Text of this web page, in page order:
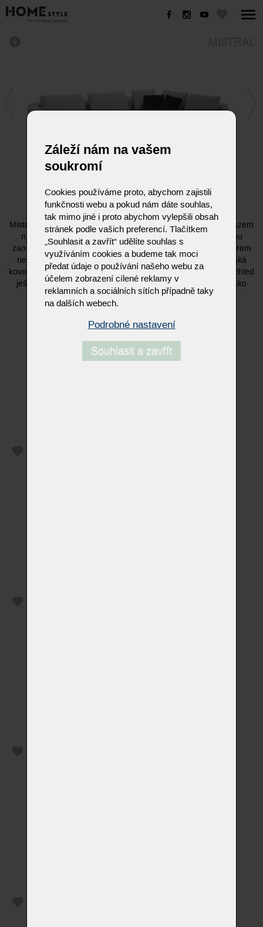
MISTRAL
Mistral je sofistikovaná pohovka navržená s maximálním důrazem
na pohodlí. Tento kousek vyniká svou asymetrií, zjemněnou
zaoblenými prvky a zakřivenými tvary. Název inspirovaný větrem
není náhodný, Mistral totiž okouzlí svou lehkou formou. Tenká
kovová základna dodává extra nádech jemnosti. Výjimečný vzhled
ještě podtrhují designové podpěry, které elegantně slouží jako
dekorativní detaily.
Záleží nám na vašem
soukromí
Cookies používáme proto, abychom zajistili
funkčnosti webu a pokud nám dáte souhlas,
tak mimo jiné i proto abychom vylepšili obsah
stránek podle vašich preferencí. Tlačítkem
„Souhlasit a zavřít“ udělíte souhlas s
využíváním cookies a budeme tak moci
předat údaje o používání našeho webu za
účelem zobrazení cílené reklamy v
reklamních a sociálních sítích případně taky
na dalších webech.
Podrobné nastavení
Souhlasit a zavřít